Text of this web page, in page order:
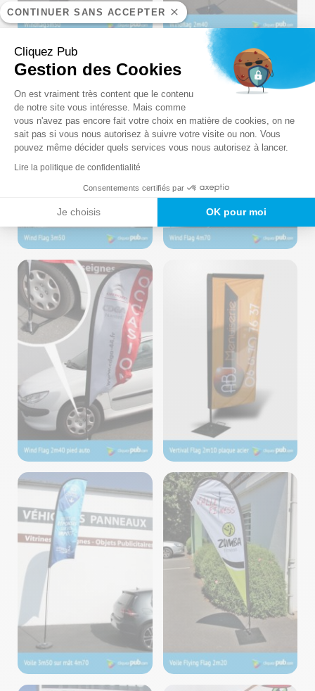
CONTINUER SANS ACCEPTER
Cliquez Pub
Gestion des Cookies
Plateforme de Gestion du
On est vraiment très content que le contenu
de notre site vous intéresse. Mais comme
vous n'avez pas encore fait votre choix en matière de cookies, on ne
sait pas si vous nous autorisez à suivre votre visite ou non. Vous
pouvez même décider quels services vous nous autorisez à lancer.
Lire la politique de confidentialité
Consentements certifiés par
Je choisis OK pour moi
Axeptio consent
Voiles – Fabrication
Cliquez-Pub ©2024
Voiles – Fabrication
Voiles – Fabrication
Cliquez-Pub ©2024
Voiles – Fabrication
Cliquez-Pub ©2024
Voiles – Fabrication
Cliquez-Pub ©2024
Voiles – Fabrication
Cliquez-Pub ©2024